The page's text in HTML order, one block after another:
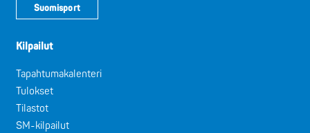
Suomisport
Kilpailut
Tapahtumakalenteri
Tulokset
Tilastot
SM-kilpailut